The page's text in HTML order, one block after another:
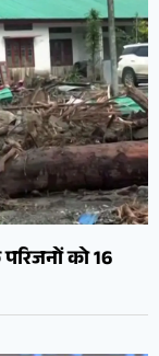
को 16